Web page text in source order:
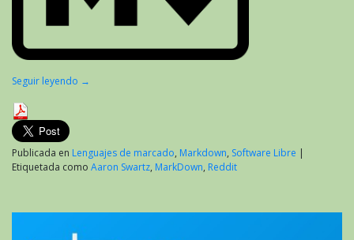
Seguir leyendo →
Publicada en Lenguajes de marcado, Markdown, Software Libre |
Etiquetada como Aaron Swartz, MarkDown, Reddit